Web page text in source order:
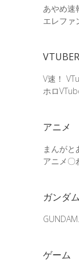
あやめ速
エレファ
VTUBER
V速！
ホロ
アニメ
まんがと
アニメ〇
ガンダム
ゲーム